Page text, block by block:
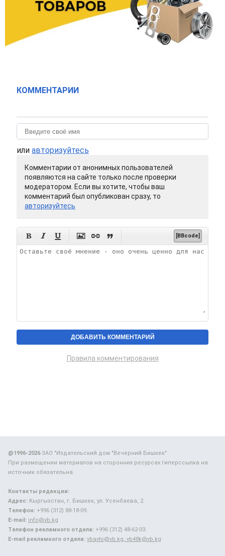
КОММЕНТАРИИ
или авторизуйтесь
Комментарии от анонимных пользователей
появляются на сайте только после проверки
модератором. Если вы хотите, чтобы ваш
комментарий был опубликован сразу, то
авторизуйтесь
      [BBcode]
Правила комментирования
@1996-2026ЗАО "Издательский дом "Вечерний Бишкек"
При размещении материалов на сторонних ресурсах гиперссылка на
источник обязательна.
Контакты редакции:
Адрес: Кыргызстан, г. Бишкек, ул. Усенбаева, 2.
Телефон: +996 (312) 88-18-09.
E-mail: info@vb.kg
Телефон рекламного отдела: +996 (312) 48-62-03.
E-mail рекламного отдела: vbavto@vb.kg, vb48k@vb.kg